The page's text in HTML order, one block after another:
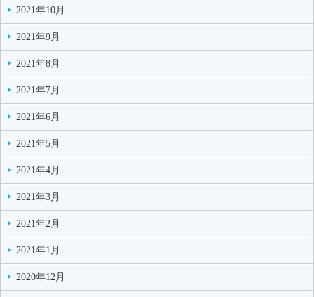
2021年10月
2021年9月
2021年8月
2021年7月
2021年6月
2021年5月
2021年4月
2021年3月
2021年2月
2021年1月
2020年12月